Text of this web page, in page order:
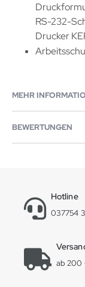
RS-232-
Drucker
MEHR
BEWERTUNGEN
Hotline
037754
ab 200